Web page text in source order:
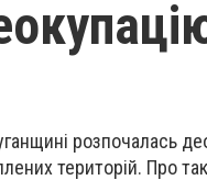
розпочалась
територій. Про